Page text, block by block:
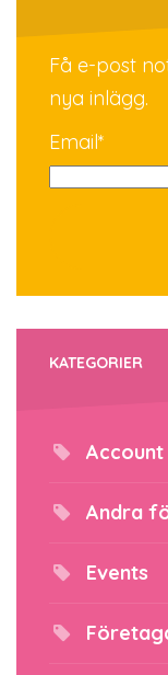
Få e-post
nya inlägg.
Email*
KATEGORIER
Andra
Events